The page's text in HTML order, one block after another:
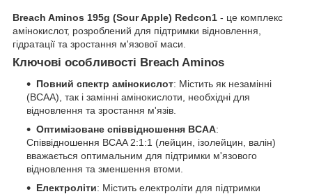
Breach Aminos 195g (Sour Apple) Redcon1 - це комплекс
амінокислот, розроблений для підтримки відновлення,
гідратації та зростання м'язової маси.
Ключові особливості Breach Aminos
Повний спектр амінокислот: Містить як незамінні
(BCAA), так і замінні амінокислоти, необхідні для
відновлення та зростання м'язів.
Оптимізоване співвідношення BCAA:
Співвідношення BCAA 2:1:1 (лейцин, ізолейцин, валін)
вважається оптимальним для підтримки м'язового
відновлення та зменшення втоми.
Електроліти: Містить електроліти для підтримки